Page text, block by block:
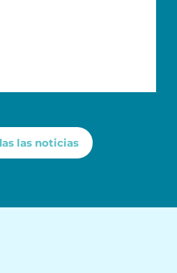
las noticias